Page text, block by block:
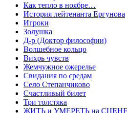
Как тепло в ноябре…
История лейтенанта Ергунова
Игроки
Золушка
Д-р (Доктор философии)
Волшебное кольцо
Вихрь чувств
Жемчужное ожерелье
Свидания по средам
Село Степанчиково
Счастливый билет
Три толстяка
ЖИТЬ и УМЕРЕТЬ на